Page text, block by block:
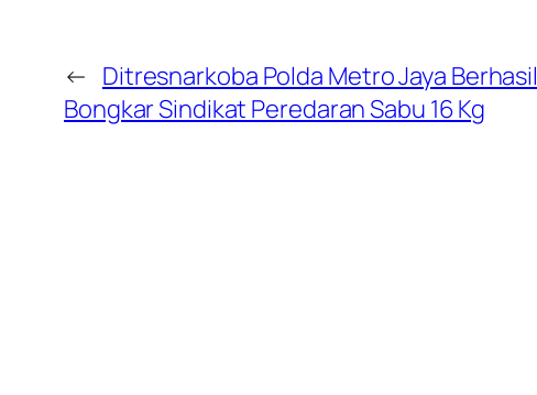
← Ditresnarkoba Polda Metro Jaya Berhasil
Bongkar Sindikat Peredaran Sabu 16 Kg